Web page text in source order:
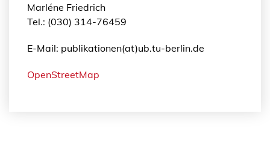
Marléne Friedrich
Tel.: (030) 314-76459
E-Mail: publikationen(at)ub.tu-berlin.de
OpenStreetMap